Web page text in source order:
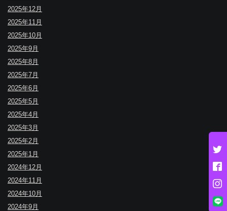
2025年12月
2025年11月
2025年10月
2025年9月
2025年8月
2025年7月
2025年6月
2025年5月
2025年4月
2025年3月
2025年2月
2025年1月
2024年12月
2024年11月
2024年10月
2024年9月